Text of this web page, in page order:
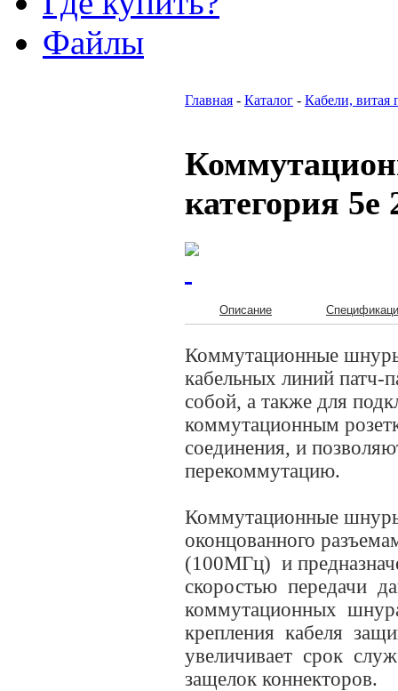
Файлы
Главная - Каталог - Кабели, витая
категория
Описание
Коммутационные
кабельных линий патч-
собой, а также для
коммутационным
соединения, и
перекоммутацию.
Коммутационные шнуры
оконцованного
(100МГц) и
скоростью передачи
коммутационных
крепления кабеля
увеличивает срок
защелок коннекторов.